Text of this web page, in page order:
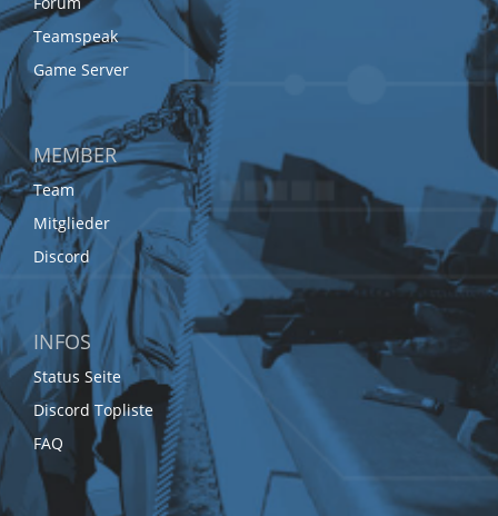
Teamspeak
Game Server
MEMBER
Team
Mitglieder
Discord
INFOS
Status Seite
Discord Topliste
FAQ